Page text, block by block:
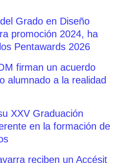
Grado en Diseño
promoción 2024, ha
Pentawards 2026
firman un acuerdo
alumnado a la realidad
XXV Graduación
en la formación de
reciben un Accésit